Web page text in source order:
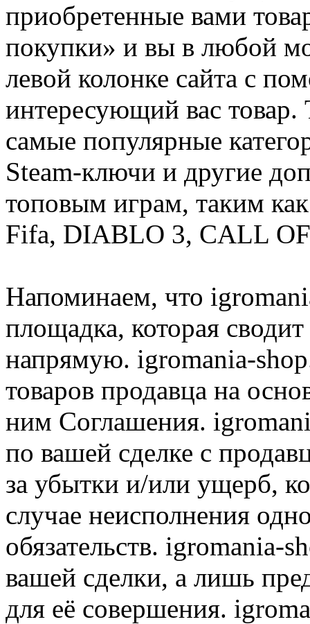
приобретенные вами
покупки» и вы в любой
левой колонке сайта с
интересующий вас
самые популярные
Steam-ключи и другие
топовым играм, таким
Fifa, DIABLO 3, CALL
Напоминаем, что
площадка, которая
напрямую. igromania-
товаров продавца на
ним Соглашения.
по вашей сделке с
за убытки и/или ущерб,
случае неисполнения
обязательств. igromania-
вашей сделки, а лишь
для её совершения.